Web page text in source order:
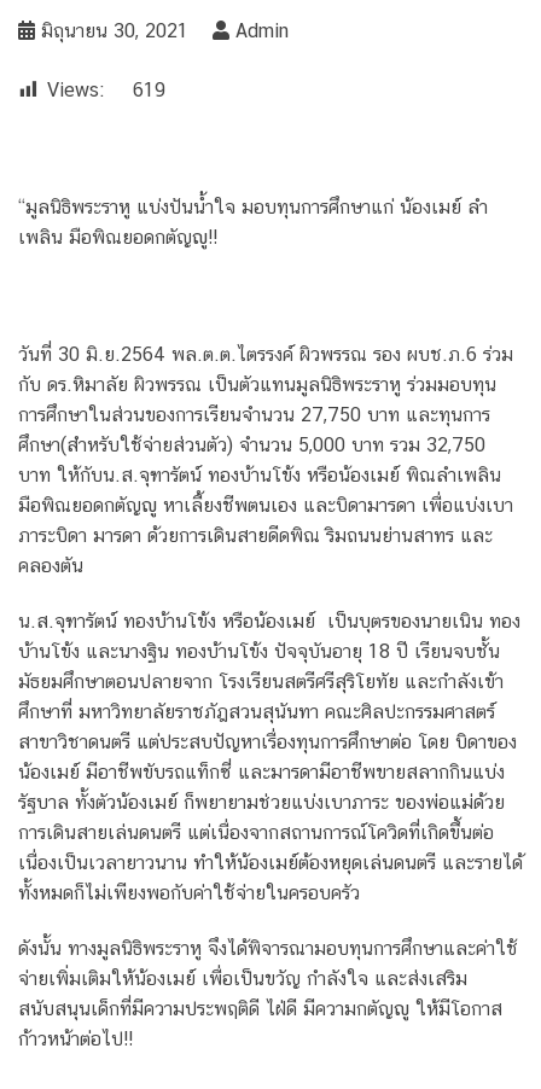
มิถุนายน 30, 2021 Admin
Views: 619
“มูลนิธิพระราหู แบ่งปันน้ำใจ มอบทุนการศึกษาแก่ น้องเมย์ ลำ
เพลิน มือพิณยอดกตัญญู!!
วันที่ 30 มิ.ย.2564 พล.ต.ต.ไตรรงค์ ผิวพรรณ รอง ผบช.ภ.6 ร่วม
กับ ดร.หิมาลัย ผิวพรรณ เป็นตัวแทนมูลนิธิพระราหู ร่วมมอบทุน
การศึกษาในส่วนของการเรียนจำนวน 27,750 บาท และทุนการ
ศึกษา(สำหรับใช้จ่ายส่วนตัว) จำนวน 5,000 บาท รวม 32,750
บาท ให้กับน.ส.จุฑารัตน์ ทองบ้านโข้ง หรือน้องเมย์ พิณลำเพลิน
มือพิณยอดกตัญญู หาเลี้ยงชีพตนเอง และบิดามารดา เพื่อแบ่งเบา
ภาระบิดา มารดา ด้วยการเดินสายดีดพิณ ริมถนนย่านสาทร และ
คลองตัน
น.ส.จุฑารัตน์ ทองบ้านโข้ง หรือน้องเมย์ เป็นบุตรของนายเนิน ทอง
บ้านโข้ง และนางฐิน ทองบ้านโข้ง ปัจจุบันอายุ 18 ปี เรียนจบชั้น
มัธยมศึกษาตอนปลายจาก โรงเรียนสตรีศรีสุริโยทัย และกำลังเข้า
ศึกษาที่ มหาวิทยาลัยราชภัฎสวนสุนันทา คณะศิลปะกรรมศาสตร์
สาขาวิชาดนตรี แต่ประสบปัญหาเรื่องทุนการศึกษาต่อ โดย บิดาของ
น้องเมย์ มีอาชีพขับรถแท็กซี่ และมารดามีอาชีพขายสลากกินแบ่ง
รัฐบาล ทั้งตัวน้องเมย์ ก็พยายามช่วยแบ่งเบาภาระ ของพ่อแม่ด้วย
การเดินสายเล่นดนตรี แต่เนื่องจากสถานการณ์โควิดที่เกิดขึ้นต่อ
เนื่องเป็นเวลายาวนาน ทำให้น้องเมย์ต้องหยุดเล่นดนตรี และรายได้
ทั้งหมดก็ไม่เพียงพอกับค่าใช้จ่ายในครอบครัว
ดังนั้น ทางมูลนิธิพระราหู จึงได้พิจารณามอบทุนการศึกษาและค่าใช้
จ่ายเพิ่มเติมให้น้องเมย์ เพื่อเป็นขวัญ กำลังใจ และส่งเสริม
สนับสนุนเด็กที่มีความประพฤติดี ไฝ่ดี มีความกตัญญู ให้มีโอกาส
ก้าวหน้าต่อไป!!